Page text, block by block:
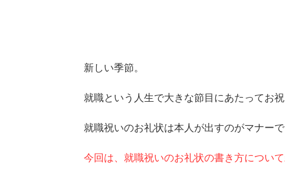
新しい季節。
就職という人生で大きな節目にあたってお
就職祝いのお礼状は本人が出すのがマナーで
今回は、就職祝いのお礼状の書き方につい